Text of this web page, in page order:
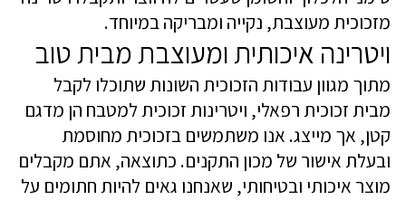
מזכוכית מעוצבת, נקייה ומבריקה במיוחד.
ויטרינה איכותית ומעוצבת מבית טוב
מתוך מגוון עבודות הזכוכית השונות שתוכלו לקבל
מבית זכוכית רפאלי, ויטרינות זכוכית למטבח הן מדגם
קטן, אך מייצג. אנו משתמשים בזכוכית מחוסמת
ובעלת אישור של מכון התקנים. כתוצאה, אתם מקבלים
מוצר איכותי ובטיחותי, שאנחנו גאים להיות חתומים על